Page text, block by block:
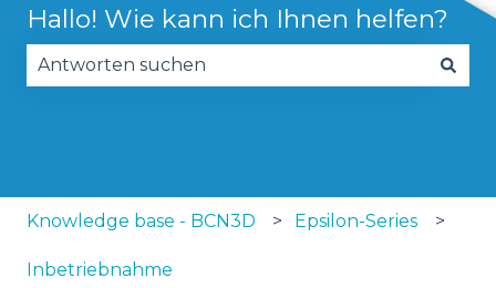
Hallo! Wie kann ich Ihnen helfen?
Knowledge base - BCN3D Epsilon-Series
Inbetriebnahme